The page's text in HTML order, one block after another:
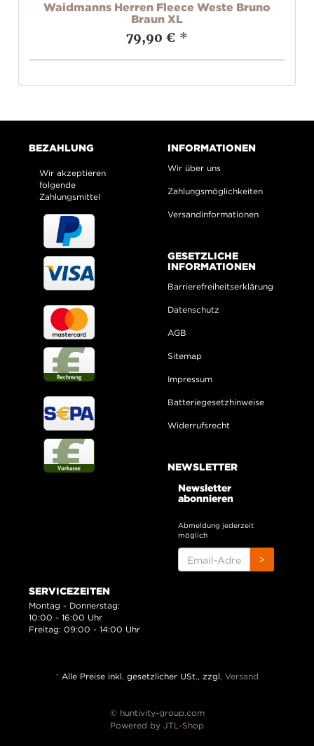
Waidmanns Herren Fleece Weste Bruno
Braun XL
79,90 € *
BEZAHLUNG
Wir akzeptieren
folgende
Zahlungsmittel
INFORMATIONEN
Wir über uns
Zahlungsmöglichkeiten
Versandinformationen
GESETZLICHE
INFORMATIONEN
Barrierefreiheitserklärung
Datenschutz
AGB
Sitemap
Impressum
Batteriegesetzhinweise
Widerrufsrecht
NEWSLETTER
Newsletter
abonnieren
Abmeldung jederzeit
möglich
ADRESSE
>
SERVICEZEITEN
Montag - Donnerstag:
10:00 - 16:00 Uhr
Freitag: 09:00 - 14:00 Uhr
* Alle Preise inkl. gesetzlicher USt., zzgl. Versand
© huntivity-group.com
Powered by JTL-Shop